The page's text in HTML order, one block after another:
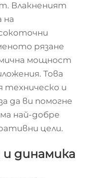
Влакненият
на
рязане
мощност
Това
техническо и
да ви помогне
най-добре
цели.
и динамика